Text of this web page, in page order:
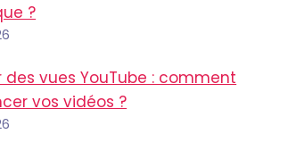
?
des vues YouTube : comment
vos vidéos ?